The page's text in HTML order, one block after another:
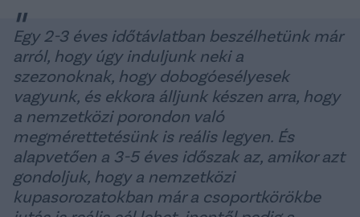
Egy 2-3 éves időtávlatban beszélhetünk már
arról, hogy úgy induljunk neki a
szezonoknak, hogy dobogóesélyesek
vagyunk, és ekkora álljunk készen arra, hogy
a nemzetközi porondon való
megmérettetésünk is reális legyen. És
alapvetően a 3-5 éves időszak az, amikor azt
gondoljuk, hogy a nemzetközi
kupasorozatokban már a csoportkörökbe